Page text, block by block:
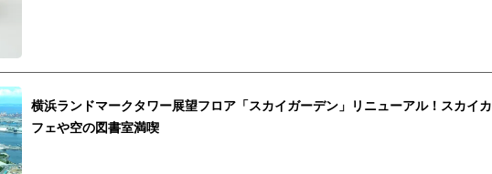
横浜ランドマークタワー展望フロア「スカイガーデン」リニューアル！スカイカ
フェや空の図書室満喫